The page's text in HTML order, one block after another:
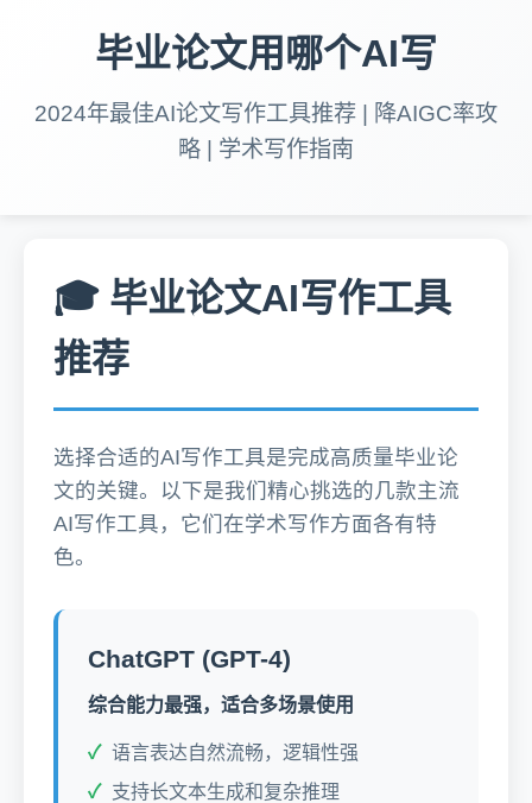
毕业论文用哪个AI写
2024年最佳AI论文写作工具推荐 | 降AIGC率攻
略 | 学术写作指南
🎓 毕业论文AI写作工具
推荐
选择合适的AI写作工具是完成高质量毕业论
文的关键。以下是我们精心挑选的几款主流
AI写作工具，它们在学术写作方面各有特
色。
ChatGPT (GPT-4)
综合能力最强，适合多场景使用
语言表达自然流畅，逻辑性强
支持长文本生成和复杂推理